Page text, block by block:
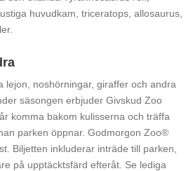
huvudkam, triceratops, allosaurus,
lejon, noshörningar, giraffer och andra
säsongen erbjuder Givskud Zoo
komma bakom kulisserna och träffa
parken öppnar. Godmorgon Zoo®
Biljetten inkluderar inträde till parken,
på upptäcktsfärd efteråt. Se lediga